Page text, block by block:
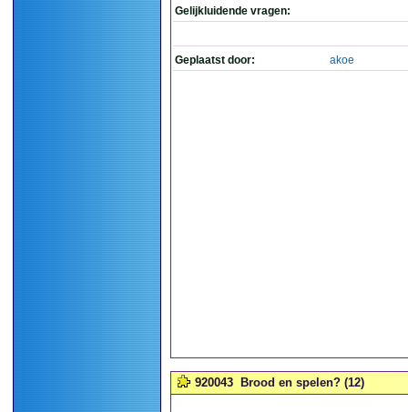
Gelijkluidende vragen:
Geplaatst door: akoe
920043 Brood en spelen? (12)